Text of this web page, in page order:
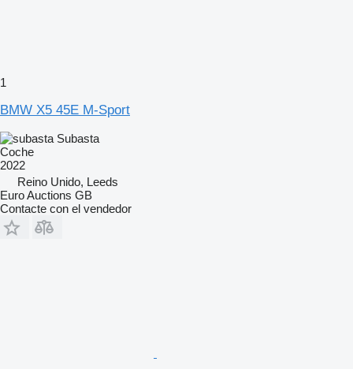
1
BMW X5 45E M-Sport
Subasta
Coche
2022
Reino Unido, Leeds
Euro Auctions GB
Contacte con el vendedor